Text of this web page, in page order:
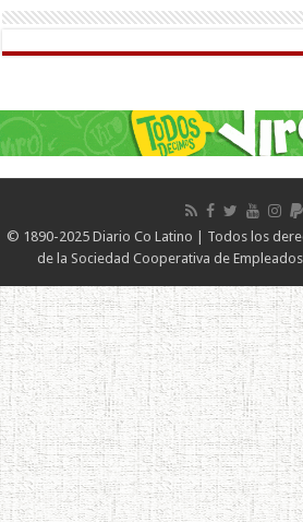
© 1890-2025 Diario Co Latino | Todos los
de la Sociedad Cooperativa de